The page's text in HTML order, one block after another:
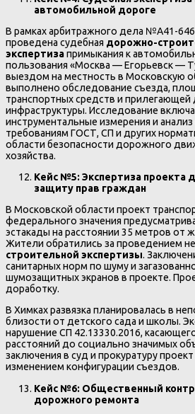
автомобильной дороге
В рамках арбитражного дела №А41-
проведена судебная дорожно-
экспертизапримыкания к
пользования «Москва — Егорьевск —
выездом на местность в Московскую
выполнено обследование съезда,
транспортных средств и
инфраструктуры. Исследование
инструментальные измерения и
требованиям ГОСТ, СП и других
области безопасности дорожного
хозяйства.
Кейс №5: Экспертиза проекта
защиту прав граждан
В Московской области проект
федерального значения
эстакады на расстоянии 35 метров от
Жители обратились за проведением
строительной экспертизы.
санитарных норм по шуму и
шумозащитных экранов в проекте.
доработку.
В Химках развязка планировалась в
близости от детского сада и школы.
нарушение СП 42.13330.2016,
расстояний до социально значимых
заключения в суд и прокуратуру
изменением конфигурации съездов.
Кейс №6: Общественный
дорожного ремонта